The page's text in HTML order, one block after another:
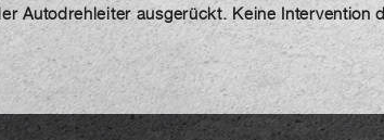
Autodrehleiter ausgerückt. Keine Intervention